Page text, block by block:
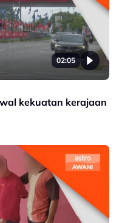
02:05
kekuatan kerajaan